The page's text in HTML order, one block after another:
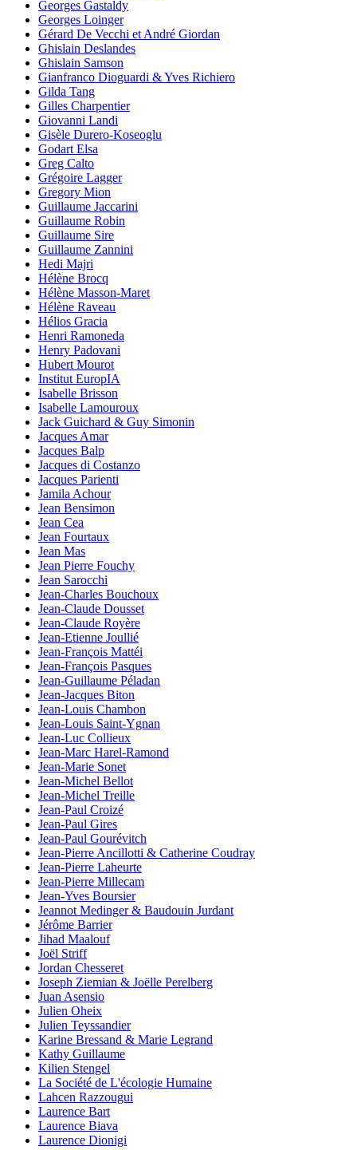
Georges Gastaldy
Georges Loinger
Gérard De Vecchi et André Giordan
Ghislain Deslandes
Ghislain Samson
Gianfranco Dioguardi & Yves Richiero
Gilda Tang
Gilles Charpentier
Giovanni Landi
Gisèle Durero-Koseoglu
Godart Elsa
Greg Calto
Grégoire Lagger
Gregory Mion
Guillaume Jaccarini
Guillaume Robin
Guillaume Sire
Guillaume Zannini
Hedi Majri
Hélène Brocq
Hélène Masson-Maret
Hélène Raveau
Hélios Gracia
Henri Ramoneda
Henry Padovani
Hubert Mourot
Institut EuropIA
Isabelle Brisson
Isabelle Lamouroux
Jack Guichard & Guy Simonin
Jacques Amar
Jacques Balp
Jacques di Costanzo
Jacques Parienti
Jamila Achour
Jean Bensimon
Jean Cea
Jean Fourtaux
Jean Mas
Jean Pierre Fouchy
Jean Sarocchi
Jean-Charles Bouchoux
Jean-Claude Dousset
Jean-Claude Royère
Jean-Etienne Joullié
Jean-François Mattéi
Jean-François Pasques
Jean-Guillaume Péladan
Jean-Jacques Biton
Jean-Louis Chambon
Jean-Louis Saint-Ygnan
Jean-Luc Collieux
Jean-Marc Harel-Ramond
Jean-Marie Sonet
Jean-Michel Bellot
Jean-Michel Treille
Jean-Paul Croizé
Jean-Paul Gires
Jean-Paul Gourévitch
Jean-Pierre Ancillotti & Catherine Coudray
Jean-Pierre Laheurte
Jean-Pierre Millecam
Jean-Yves Boursier
Jeannot Medinger & Baudouin Jurdant
Jérôme Barrier
Jihad Maalouf
Joël Striff
Jordan Chesseret
Joseph Ziemian & Joëlle Perelberg
Juan Asensio
Julien Oheix
Julien Teyssandier
Karine Bressand & Marie Legrand
Kathy Guillaume
Kilien Stengel
La Société de L'écologie Humaine
Lahcen Razzougui
Laurence Bart
Laurence Biava
Laurence Dionigi